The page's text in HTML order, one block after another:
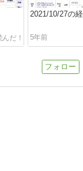
2021/10/27の
5年前